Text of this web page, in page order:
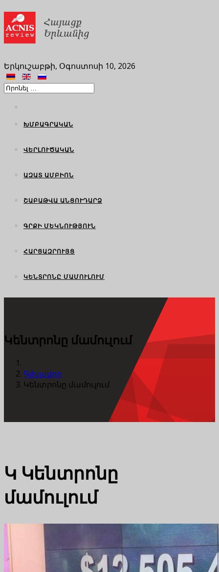
Երկուշաբթի, Օգոստոսի 10, 2026
ԽՄԲԱԳՐԱԿԱՆ
ՎԵՐԼՈՒԾԱԿԱՆ
ԱԶԱՏ ԱՄԲԻՈՆ
ՇԱԲԱԹՎԱ ԱՆՑՈՒԴԱՐՁ
ԳՐՔԻ ՄԵԿՆՈՒԹՅՈՒՆ
ՀԱՐՑԱԶՐՈՒՅՑ
ԿԵՆՏՐՈՆԸ ՄԱՄՈՒԼՈՒՄ
Կենտրոնը մամուլում
Գլխավոր
Կենտրոնը մամուլում
Կ Կենտրոնը
մամուլում